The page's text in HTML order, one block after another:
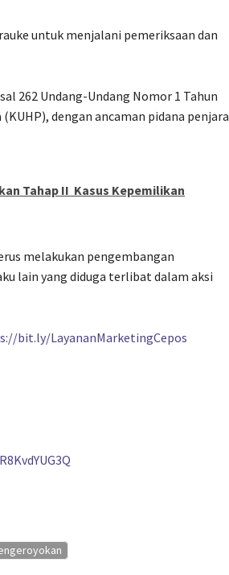
untuk menjalani pemeriksaan dan
262 Undang-Undang Nomor 1 Tahun
dengan ancaman pidana penjara
Tahap II Kasus Kepemilikan
melakukan pengembangan
lain yang diduga terlibat dalam aksi
bit.ly/LayananMarketingCepos